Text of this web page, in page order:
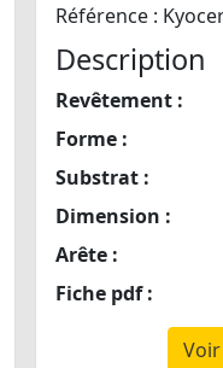
Référence :
Description
Revêtement :
Forme :
Substrat :
Dimension :
Arête :
Fiche pdf :